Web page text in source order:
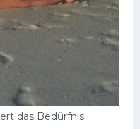
das Bedürfnis